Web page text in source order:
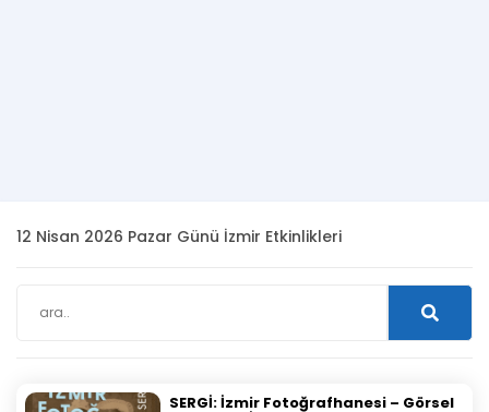
12 Nisan 2026 Pazar Günü İzmir Etkinlikleri
SERGİ: İzmir Fotoğrafhanesi – Görsel